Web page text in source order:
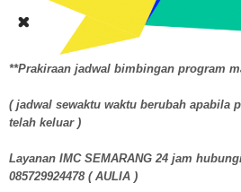
**Prakiraan jadwal bimbingan program
( jadwal sewaktu waktu berubah apabila
telah keluar )
Layanan IMC SEMARANG 24 jam
085729924478 ( AULIA )